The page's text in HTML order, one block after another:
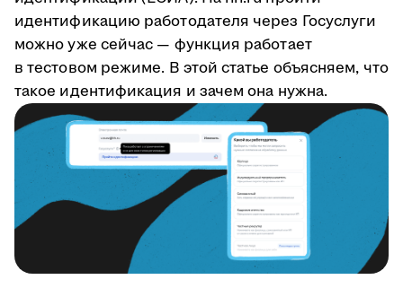
идентификацию работодателя через Госуслуги
можно уже сейчас — функция работает
в тестовом режиме. В этой статье объясняем, что
такое идентификация и зачем она нужна.